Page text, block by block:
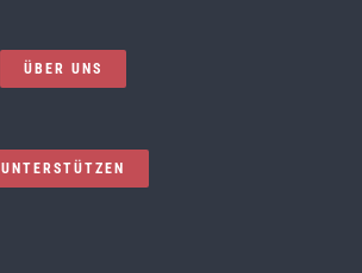
ÜBER UNS
UNTERSTÜTZEN